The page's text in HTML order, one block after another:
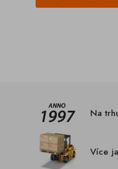
Na
Více